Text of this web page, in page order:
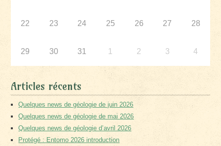
22 23 24 25 26 27 28
29 30 31 1 2 3 4
Articles récents
Quelques news de géologie de juin 2026
Quelques news de géologie de mai 2026
Quelques news de géologie d’avril 2026
Protégé : Entomo 2026 introduction